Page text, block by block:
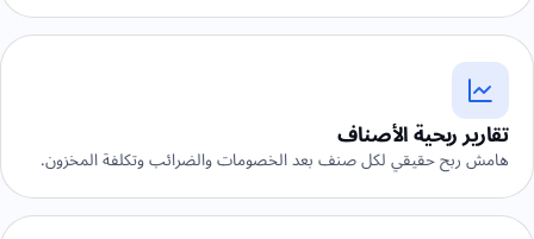
تقارير ربحية الأصناف
هامش ربح حقيقي لكل صنف بعد الخصومات والضرائب وتكلفة المخزون.